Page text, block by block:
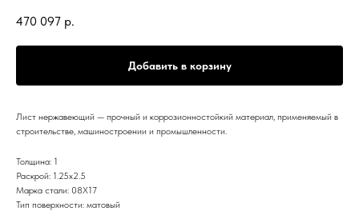
470 097 р.
Добавить в корзину
Лист нержавеющий — прочный и коррозионностойкий материал, применяемый в
строительстве, машиностроении и промышленности.
Толщина: 1
Раскрой: 1.25х2.5
Марка стали: 08Х17
Тип поверхности: матовый